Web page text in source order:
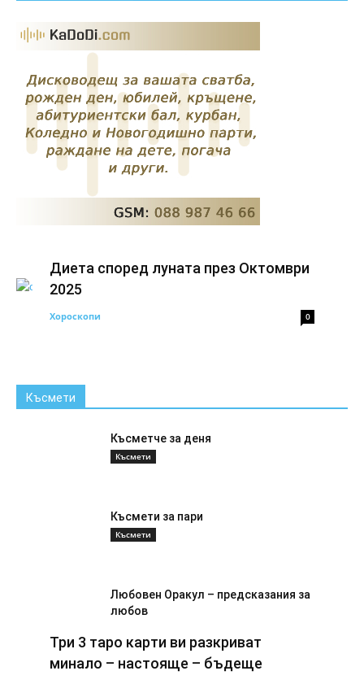
Диета според луната през Октомври
2025
Хороскопи 0
Късмети
Късметче за деня
Късмети
Късмети за пари
Късмети
Любовен Оракул – предсказания за
любов
Три 3 таро карти ви разкриват
минало – настояще – бъдеще